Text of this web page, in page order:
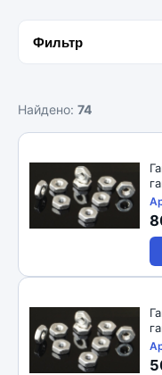
Фильтр
Найдено: 74